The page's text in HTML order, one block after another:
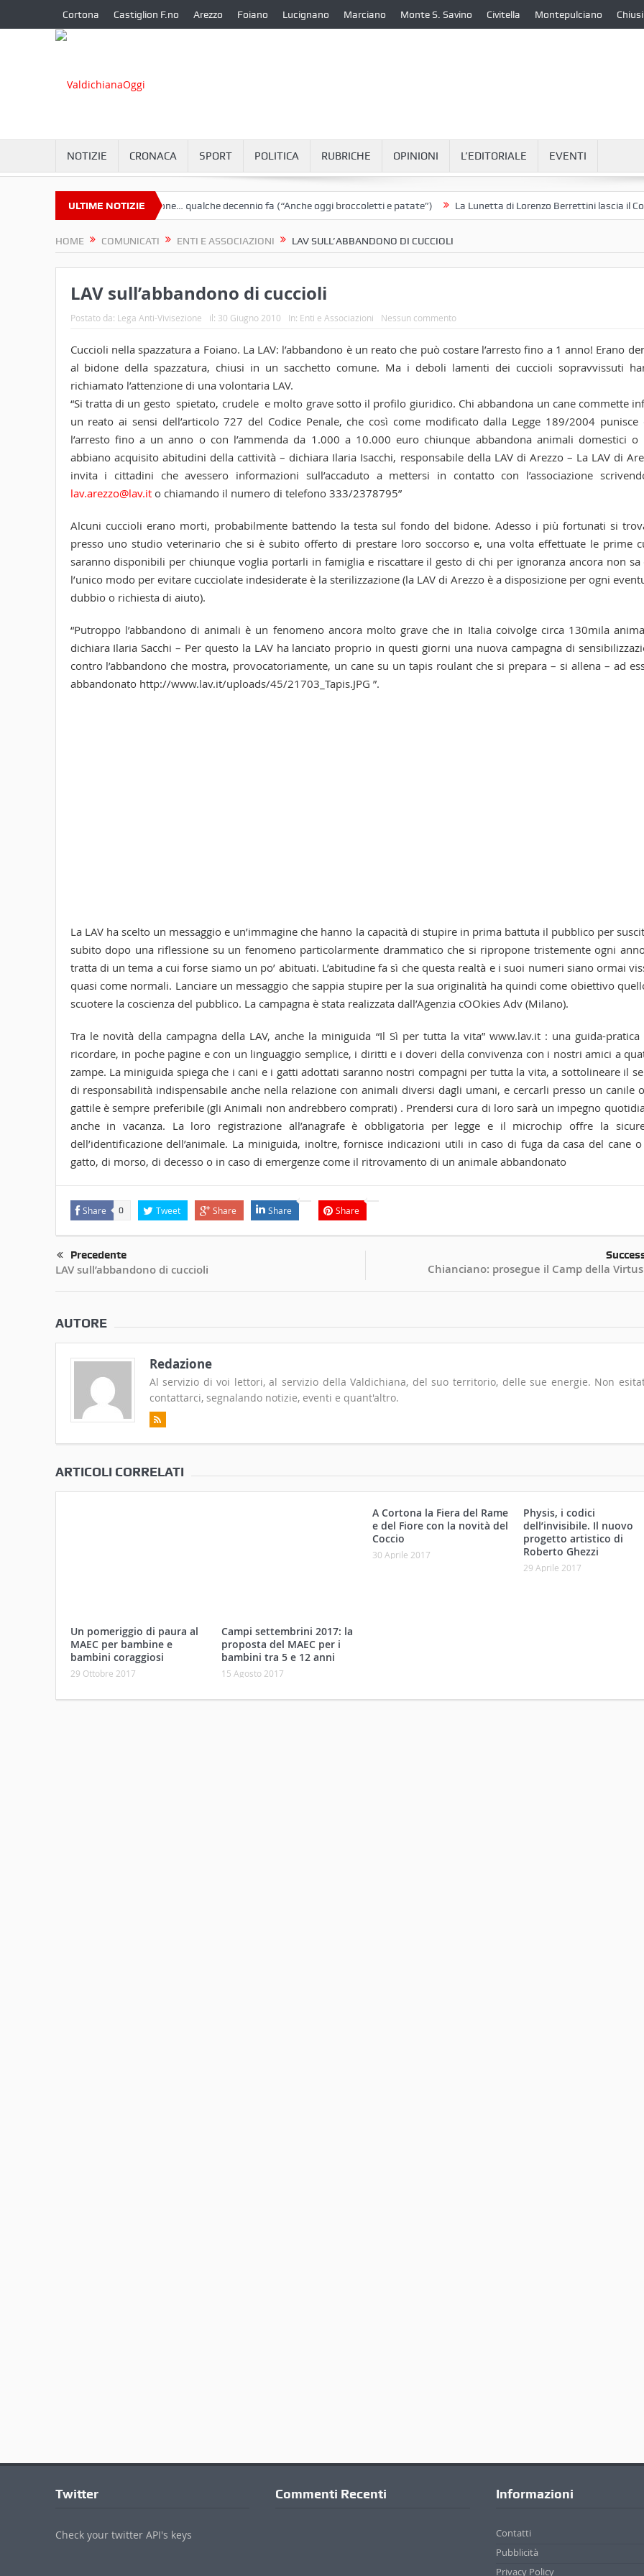
Cortona Castiglion F.no Arezzo Foiano Lucignano Marciano Monte S. Savino Civitella Montepulciano Chiusi
NOTIZIE CRONACA SPORT POLITICA RUBRICHE OPINIONI L’EDITORIALE EVENTI
ULTIME NOTIZIE
Cortona e l’inflazione… qualche decennio fa (“Anche oggi broccoletti e patate”) La Lunetta di Lorenzo Berrettini lascia il Convento
HOME COMUNICATI ENTI E ASSOCIAZIONI LAV SULL’ABBANDONO DI CUCCIOLI
LAV sull’abbandono di cuccioli
Postato da: Lega Anti-Vivisezione il: 30 Giugno 2010 In: Enti e Associazioni Nessun commento
Cuccioli nella spazzatura a Foiano. La LAV: l’abbandono è un reato che può costare l’arresto fino a 1 anno! Erano
al bidone della spazzatura, chiusi in un sacchetto comune. Ma i deboli lamenti dei cuccioli sopravvissuti
richiamato l’attenzione di una volontaria LAV.
“Si tratta di un gesto spietato, crudele e molto grave sotto il profilo giuridico. Chi abbandona un cane commette
un reato ai sensi dell’articolo 727 del Codice Penale, che così come modificato dalla Legge 189/2004 punisce
l’arresto fino a un anno o con l’ammenda da 1.000 a 10.000 euro chiunque abbandona animali domestici o
abbiano acquisito abitudini della cattività – dichiara Ilaria Isacchi, responsabile della LAV di Arezzo – La LAV di
invita i cittadini che avessero informazioni sull’accaduto a mettersi in contatto con l’associazione
lav.arezzo@lav.it o chiamando il numero di telefono 333/2378795”
Alcuni cuccioli erano morti, probabilmente battendo la testa sul fondo del bidone. Adesso i più fortunati si
presso uno studio veterinario che si è subito offerto di prestare loro soccorso e, una volta effettuate le prime
saranno disponibili per chiunque voglia portarli in famiglia e riscattare il gesto di chi per ignoranza ancora non sa
l’unico modo per evitare cucciolate indesiderate è la sterilizzazione (la LAV di Arezzo è a disposizione per ogni
dubbio o richiesta di aiuto).
“Putroppo l’abbandono di animali è un fenomeno ancora molto grave che in Italia coivolge circa 130mila
dichiara Ilaria Sacchi – Per questo la LAV ha lanciato proprio in questi giorni una nuova campagna di
contro l’abbandono che mostra, provocatoriamente, un cane su un tapis roulant che si prepara – si allena – ad
abbandonato http://www.lav.it/uploads/45/21703_Tapis.JPG ”.
La LAV ha scelto un messaggio e un’immagine che hanno la capacità di stupire in prima battuta il pubblico per
subito dopo una riflessione su un fenomeno particolarmente drammatico che si ripropone tristemente ogni
tratta di un tema a cui forse siamo un po’ abituati. L’abitudine fa sì che questa realtà e i suoi numeri siano ormai
quasi come normali. Lanciare un messaggio che sappia stupire per la sua originalità ha quindi come obiettivo
scuotere la coscienza del pubblico. La campagna è stata realizzata dall’Agenzia cOOkies Adv (Milano).
Tra le novità della campagna della LAV, anche la miniguida “Il Sì per tutta la vita” www.lav.it : una guida-pratica
ricordare, in poche pagine e con un linguaggio semplice, i diritti e i doveri della convivenza con i nostri amici a
zampe. La miniguida spiega che i cani e i gatti adottati saranno nostri compagni per tutta la vita, a sottolineare il
di responsabilità indispensabile anche nella relazione con animali diversi dagli umani, e cercarli presso un canile
gattile è sempre preferibile (gli Animali non andrebbero comprati) . Prendersi cura di loro sarà un impegno
anche in vacanza. La loro registrazione all’anagrafe è obbligatoria per legge e il microchip offre la
dell’identificazione dell’animale. La miniguida, inoltre, fornisce indicazioni utili in caso di fuga da casa del cane
gatto, di morso, di decesso o in caso di emergenze come il ritrovamento di un animale abbandonato
Share 0 Tweet Share Share Share
Precedente
LAV sull’abbandono di cuccioli Chianciano: prosegue il Camp della
AUTORE
Redazione
Al servizio di voi lettori, al servizio della Valdichiana, del suo territorio, delle sue energie. Non
contattarci, segnalando notizie, eventi e quant'altro.
ARTICOLI CORRELATI
Un pomeriggio di paura al
MAEC per bambine e
bambini coraggiosi
29 Ottobre 2017
Campi settembrini 2017: la
proposta del MAEC per i
bambini tra 5 e 12 anni
15 Agosto 2017
A Cortona la Fiera del Rame
e del Fiore con la novità del
Coccio
30 Aprile 2017
Physis, i codici
dell’invisibile. Il nuovo
progetto artistico di
Roberto Ghezzi
29 Aprile 2017
Twitter
Check your twitter API's keys
Commenti Recenti Informazioni
Contatti
Pubblicità
Privacy Policy